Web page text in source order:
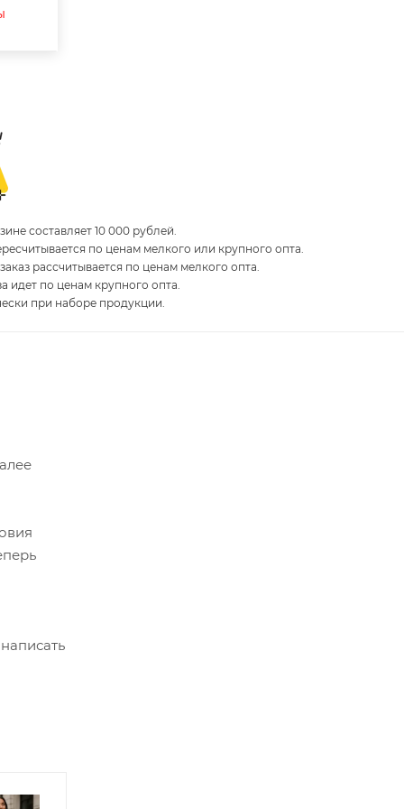
составляет 10 000 рублей.
по ценам мелкого или крупного опта.
рассчитывается по ценам мелкого опта.
идет по ценам крупного опта.
при наборе продукции.